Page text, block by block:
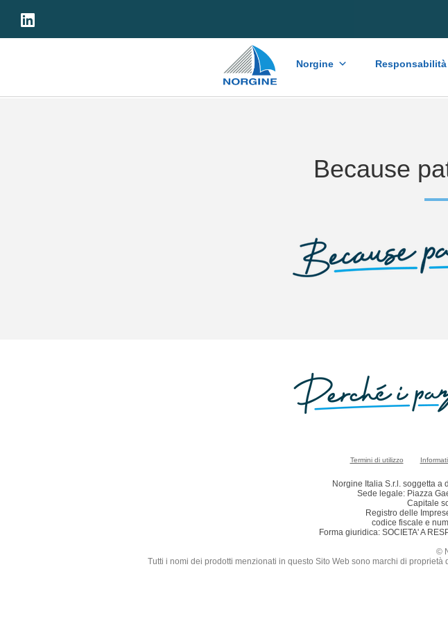
Home Norgine Responsabilità
Because
Termini di utilizzo
Norgine Italia S.r.l. soggetta
Sede legale: Piazza
Capitale
Registro delle
codice fiscale e
Forma giuridica: SOCIETA' A
©
Tutti i nomi dei prodotti menzionati in questo Sito Web sono marchi di